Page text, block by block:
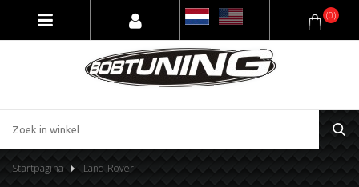
(0)
Startpagina Land Rover